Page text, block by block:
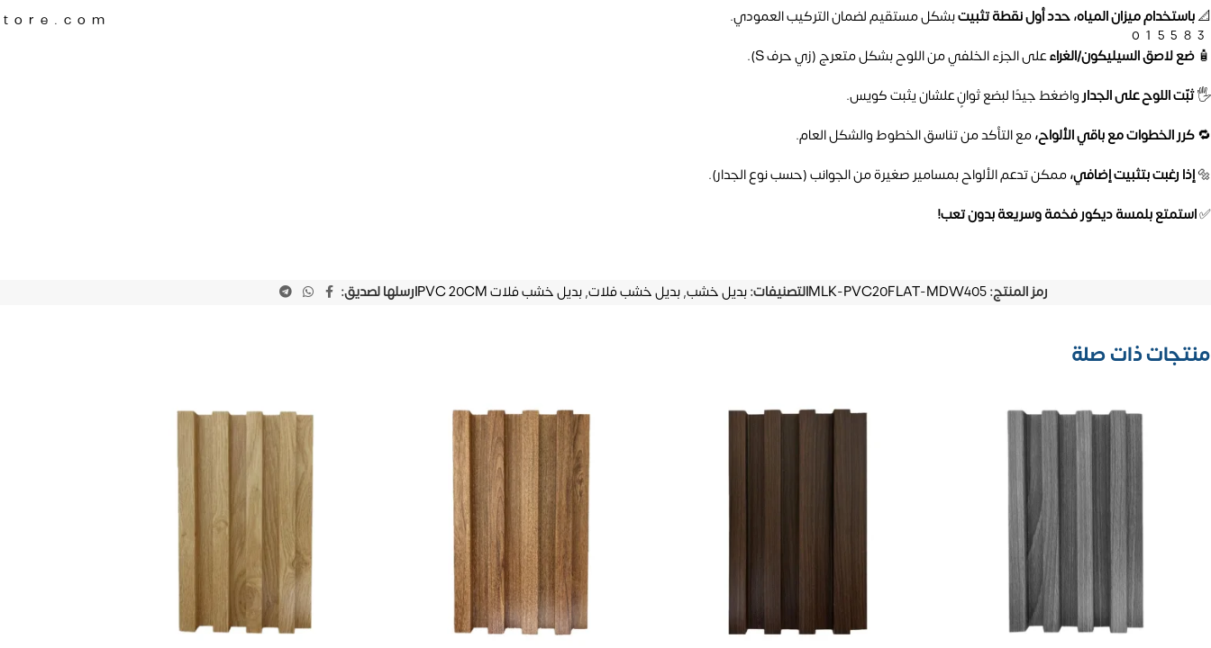
📐باستخدام ميزان المياه، حدد أول نقطة تثبيتبشكل مستقيم لضمان التركيب العمودي.
🧴 ضع لاصق السيليكون/الغراءعلى الجزء الخلفي من اللوح بشكل متعرج (زي حرف S).
🖐️ثبّت اللوح على الجدارواضغط جيدًا لبضع ثوانٍ علشان يثبت كويس.
🔁كرر الخطوات مع باقي الألواح،مع التأكد من تناسق الخطوط والشكل العام.
🔩إذا رغبت بتثبيت إضافي،ممكن تدعم الألواح بمسامير صغيرة من الجوانب (حسب نوع الجدار).
✅استمتع بلمسة ديكور فخمة وسريعة بدون تعب!
رمز المنتج:MLK-PVC20FLAT-MDW405التصنيفات:بديل خشب,بديل خشب فلات,بديل خشب فلات PVC 20CM ارسلها لصديق:
منتجات ذات صلة